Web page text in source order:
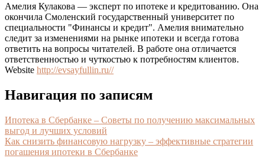
Амелия Кулакова — эксперт по ипотеке и кредитованию. Она
окончила Смоленский государственный университет по
специальности "Финансы и кредит". Амелия внимательно
следит за изменениями на рынке ипотеки и всегда готова
ответить на вопросы читателей. В работе она отличается
ответственностью и чуткостью к потребностям клиентов.
Website http://evsayfullin.ru//
Навигация по записям
Ипотека в Сбербанке – Советы по получению максимальных
выгод и лучших условий
Как снизить финансовую нагрузку – эффективные стратегии
погашения ипотеки в Сбербанке